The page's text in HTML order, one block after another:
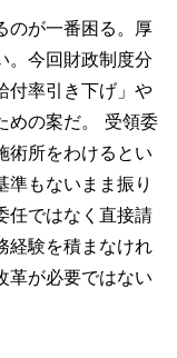
のが一番困る。厚
。今回財政制度分
付率引き下げ」や
めの案だ。 受領委
術所をわけるとい
準もないまま振り
任ではなく直接請
経験を積まなけれ
革が必要ではない